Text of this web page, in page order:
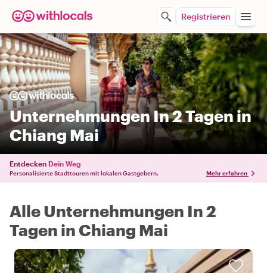
Registrieren
Unternehmungen In 2 Tagen in
Chiang Mai
Entdecken Dein Weg
Personalisierte Stadttouren mit lokalen Gastgebern. Mehr erfahren
Alle Unternehmungen In 2
Tagen in Chiang Mai